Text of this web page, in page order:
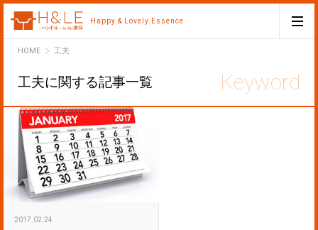
Happy & Lovely Essence
HOMEH&LE工夫
工夫に関する記事一覧
2017.02.24